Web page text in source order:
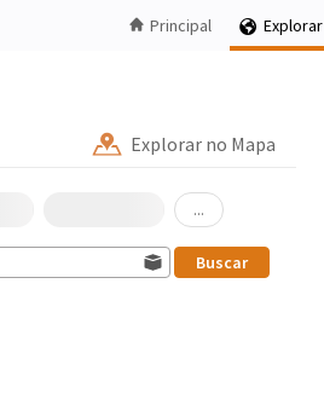
Explorar
Principal
Explorar no Mapa
...